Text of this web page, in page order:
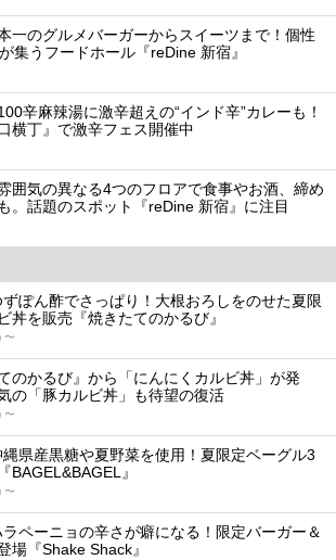
一のグルメバーガーからスイーツまで！個性
集うフードホール『reDine 新宿』
辛麻辣湯に激辛超えの“インド辛”カレーも！
横丁』で激辛フェス開催中
雰囲気の異なる4つのフロアで食事やお酒、締め
。話題のスポット『reDine 新宿』に注目
ぽん酢でさっぱり！大根おろしをのせた夏限
丼を販売『焼きたてのかるび』
〜
のかるび』から「にんにくカルビ丼」が発
の「豚カルビ丼」も待望の復活
〜
県産黒糖や夏野菜を使用！夏限定ベーグル3
BAGEL&BAGEL』
〜
ペーニョの辛さが癖になる！限定バーガー＆
場『Shake Shack』